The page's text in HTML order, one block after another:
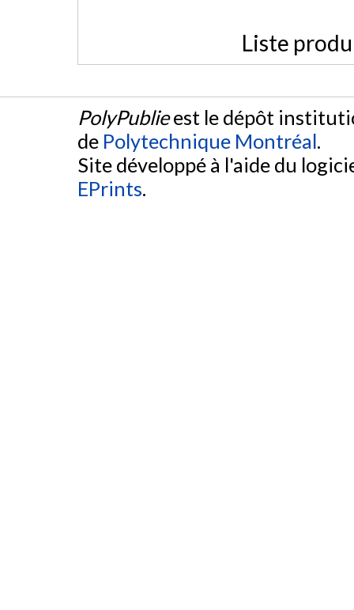
Liste
PolyPublieest le dépôt
de Polytechnique Montréal.
Site développé à l'aide du
EPrints.